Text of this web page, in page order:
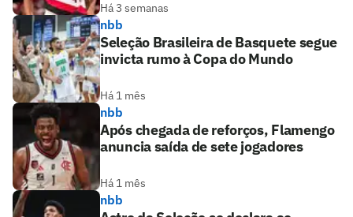
Há 3 semanas
nbb
Seleção Brasileira de Basquete segue
invicta rumo à Copa do Mundo
Há 1 mês
nbb
Após chegada de reforços, Flamengo
anuncia saída de sete jogadores
Há 1 mês
nbb